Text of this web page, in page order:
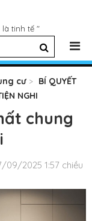
tinh tế "
cư
BÍ QUYẾT
NGHI
chung
09/2025 1:57 chiều